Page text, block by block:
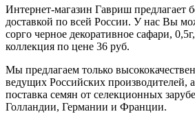
Интернет-магазин Гавриш предлагает
доставкой по всей России. У нас Вы
сорго черное декоративное сафари,
коллекция по цене 36 руб.
Мы предлагаем только
ведущих Российских производителей,
поставка семян от селекционных
Голландии, Германии и Франции.